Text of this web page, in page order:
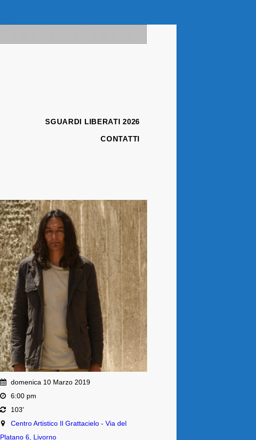
SGUARDI LIBERATI 2026
CONTATTI
domenica 10 Marzo 2019
6:00 pm
103'
Centro Artistico Il Grattacielo - Via del
Platano 6, Livorno